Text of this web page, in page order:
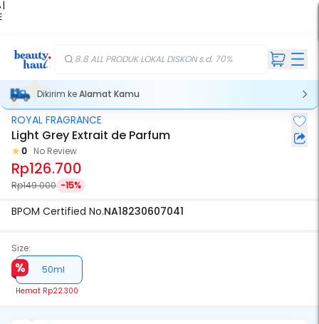
|
8.8 ALL PRODUK LOKAL DISKON s.d. 70%
Dikirim keAlamat Kamu
ROYAL FRAGRANCE
Light Grey Extrait de Parfum
0 No Review
Rp126.700
Rp149.000 -15%
BPOM Certified No.NA18230607041
Size:
50ml
Hemat Rp22.300